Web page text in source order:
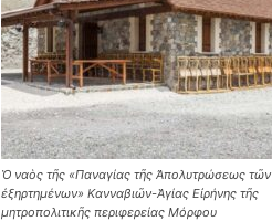
Ὁ ναὸς τῆς «Παναγίας τῆς Ἀπολυτρώσεως τῶν
ἐξηρτημένων» Κανναβιῶν-Ἁγίας Εἰρήνης τῆς
μητροπολιτικῆς περιφερείας Μόρφου